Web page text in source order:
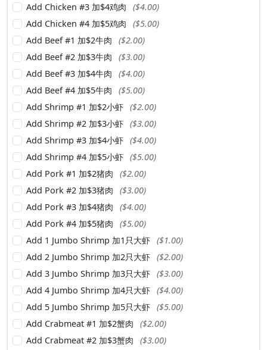
Add Chicken #3 加$4鸡肉
($4.00)
Add Chicken #4 加$5鸡肉
($5.00)
Add Beef #1 加$2牛肉
($2.00)
Add Beef #2 加$3牛肉
($3.00)
Add Beef #3 加$4牛肉
($4.00)
Add Beef #4 加$5牛肉
($5.00)
Add Shrimp #1 加$2小虾 ($2.00)
Add Shrimp #2 加$3小虾 ($3.00)
Add Shrimp #3 加$4小虾 ($4.00)
Add Shrimp #4 加$5小虾 ($5.00)
Add Pork #1 加$2猪肉
($2.00)
Add Pork #2 加$3猪肉
($3.00)
Add Pork #3 加$4猪肉
($4.00)
Add Pork #4 加$5猪肉
($5.00)
Add 1 Jumbo Shrimp 加1只大虾 ($1.00)
Add 2 Jumbo Shrimp 加2只大虾 ($2.00)
Add 3 Jumbo Shrimp 加3只大虾 ($3.00)
Add 4 Jumbo Shrimp 加4只大虾 ($4.00)
Add 5 Jumbo Shrimp 加5只大虾 ($5.00)
Add Crabmeat #1 加$2蟹肉
($2.00)
Add Crabmeat #2 加$3蟹肉
($3.00)